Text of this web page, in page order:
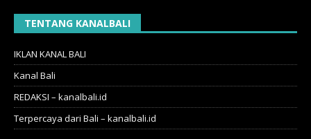
TENTANG KANALBALI
IKLAN KANAL BALI
Kanal Bali
REDAKSI – kanalbali.id
Terpercaya dari Bali – kanalbali.id